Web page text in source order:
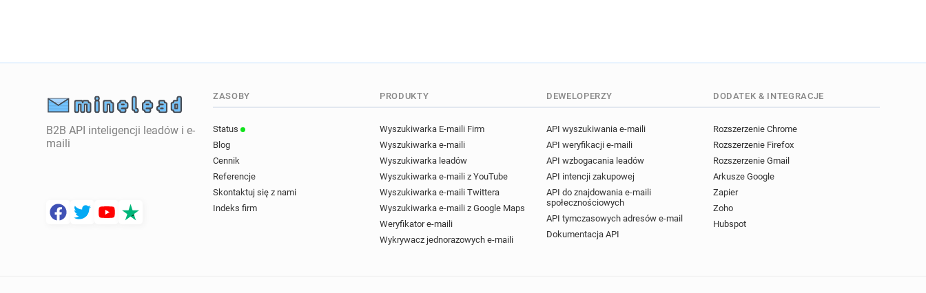
B2B API inteligencji leadów i e-
maili
ZASOBY
Status
Blog
Cennik
Referencje
Skontaktuj się z nami
Indeks firm
PRODUKTY
Wyszukiwarka E-maili Firm
Wyszukiwarka e-maili
Wyszukiwarka leadów
Wyszukiwarka e-maili z YouTube
Wyszukiwarka e-maili Twittera
Wyszukiwarka e-maili z Google Maps
Weryfikator e-maili
Wykrywacz jednorazowych e-maili
DEWELOPERZY
API wyszukiwania e-maili
API weryfikacji e-maili
API wzbogacania leadów
API intencji zakupowej
API do znajdowania e-maili
społecznościowych
API tymczasowych adresów e-mail
Dokumentacja API
DODATEK & INTEGRACJE
Rozszerzenie Chrome
Rozszerzenie Firefox
Rozszerzenie Gmail
Arkusze Google
Zapier
Zoho
Hubspot